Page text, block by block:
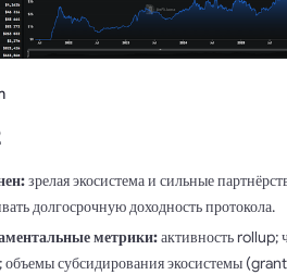
зрелая экосистема и сильные
долгосрочную доходность протокола.
метрики:активность rollup;
субсидирования экосистемы